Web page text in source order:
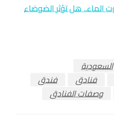
الماء.. هل تؤثر الضوضاء
السعودية
فنادق
فندق
وصفات الفنادق